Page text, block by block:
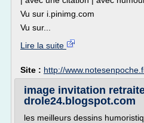
Vu sur i.pinimg.com
Vu sur...
Lire la suite
Site : http://
image invitation
drole24.blogspot.com
les meilleurs dessins